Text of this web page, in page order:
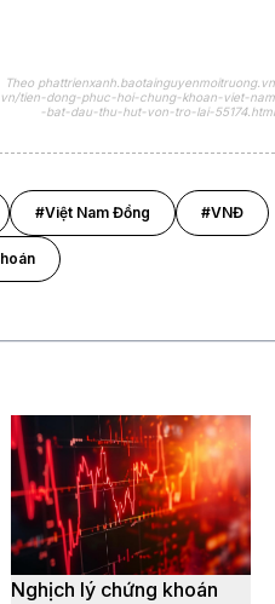
Theo phattrienxanh.baotainguyenmoitruong.vn
tien-dong-phuc-hoi-chung-khoan-viet-nam
-bat-dau-thu-hut-von-tro-lai-55174.html
#Việt Nam Đồng #VNĐ
Nghịch lý chứng khoán